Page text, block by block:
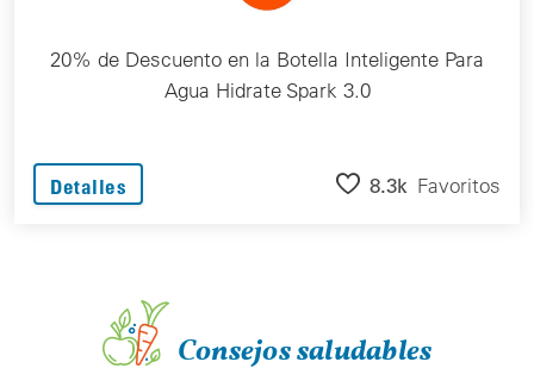
20% de Descuento en la Botella Inteligente Para
Agua Hidrate Spark 3.0
Detalles 8.3k Favoritos
Consejos saludables